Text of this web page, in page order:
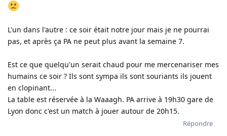
L'un dans l'autre : ce soir était notre jour mais je ne pourrai
pas, et après ça PA ne peut plus avant la semaine 7.
Est ce que quelqu'un serait chaud pour me mercenariser mes
humains ce soir ? Ils sont sympa ils sont souriants ils jouent
en clopinant...
La table est réservée à la Waaagh. PA arrive à 19h30 gare de
Lyon donc c'est un match à jouer autour de 20h15.
Répondre